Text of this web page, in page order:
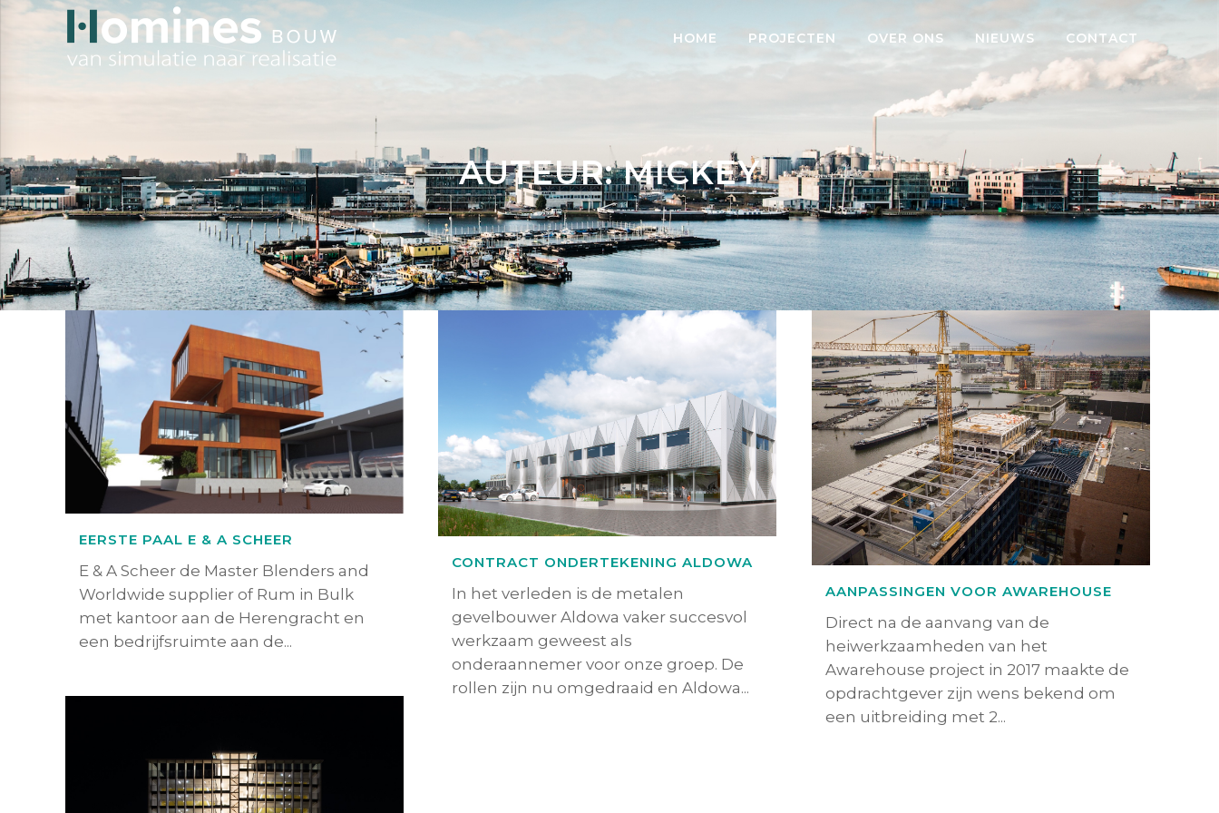
HOME PROJECTEN OVER ONS NIEUWS CONTACT
AUTEUR: MICKEY
EERSTE PAAL E & A SCHEER
E & A Scheer de Master Blenders and
Worldwide supplier of Rum in Bulk
met kantoor aan de Herengracht en
een bedrijfsruimte aan de...
CONTRACT ONDERTEKENING ALDOWA
In het verleden is de metalen
gevelbouwer Aldowa vaker succesvol
werkzaam geweest als
onderaannemer voor onze groep. De
rollen zijn nu omgedraaid en Aldowa...
AANPASSINGEN VOOR AWAREHOUSE
Direct na de aanvang van de
heiwerkzaamheden van het
Awarehouse project in 2017 maakte de
opdrachtgever zijn wens bekend om
een uitbreiding met 2...